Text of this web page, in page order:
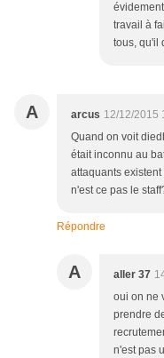
travail à
tous, qu'il
A arcus 12/12/2015
Quand on voit
était inconnu au
attaquants
n'est ce pas le
Répondre
A aller 37
oui on ne
prendre
n'est pas